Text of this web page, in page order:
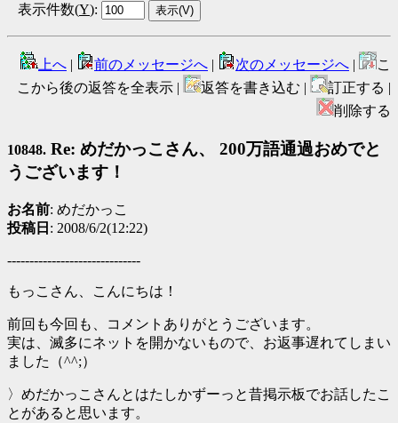
表示件数(Y):
上へ | 前のメッセージへ | 次のメッセージへ |
こ
こから後の返答を全表示 |
返答を書き込む |
訂正する |
削除する
10848. Re: めだかっこさん、 200万語通過おめでと
うございます！
お名前: めだかっこ
投稿日 : 2008/6/2(12:22)
------------------------------
もっこさん、こんにちは！
前回も今回も、コメントありがとうございます。
実は、滅多にネットを開かないもので、お返事遅れてしまい
ました（^^;）
〉めだかっこさんとはたしかずーっと昔掲示板でお話したこ
とがあると思います。